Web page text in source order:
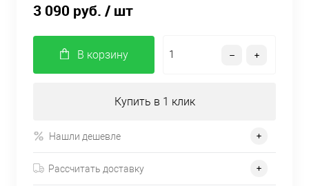
3 090 руб. / шт
В корзину
Купить в 1 клик
Нашли дешевле
Рассчитать доставку